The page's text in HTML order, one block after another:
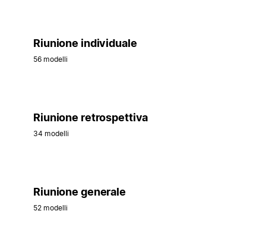
Riunione individuale
56 modelli
Riunione retrospettiva
34 modelli
Riunione generale
52 modelli